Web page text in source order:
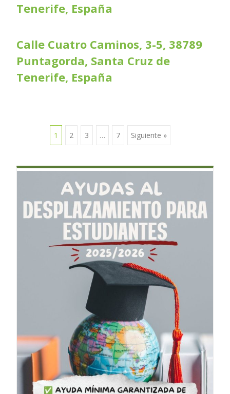
Tenerife, España
Calle Cuatro Caminos, 3-5, 38789
Puntagorda, Santa Cruz de
Tenerife, España
Ir a las entradas
1 2 3 … 7 Siguiente »